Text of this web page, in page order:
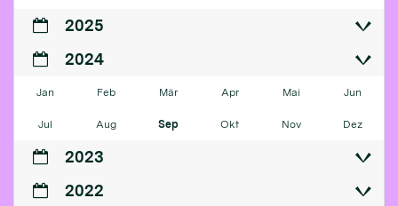
2025
2024
Jan Feb Mär Apr Mai Jun
Jul Aug Sep Okt Nov Dez
2023
2022